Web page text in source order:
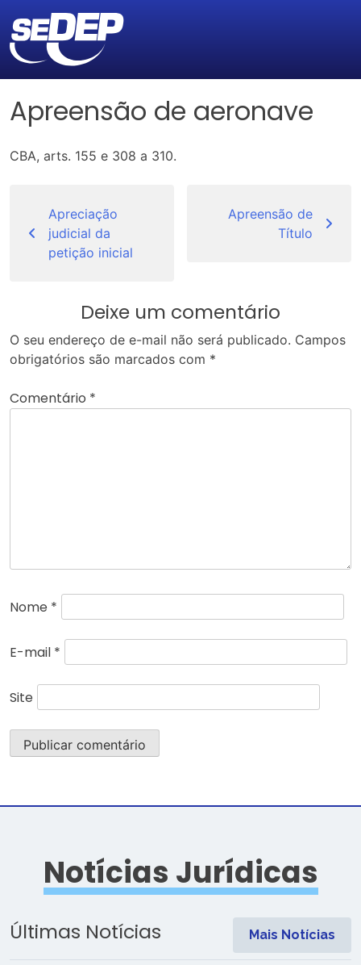
Apreensão de aeronave
CBA, arts. 155 e 308 a 310.
Post
Apreciação
judicial da
petição inicial
Apreensão de
Título
Deixe um comentário
O seu endereço de e-mail não será publicado. Campos
obrigatórios são marcados com *
Comentário *
Nome *
E-mail *
Site
Notícias Jurídicas
Últimas Notícias Mais Notícias